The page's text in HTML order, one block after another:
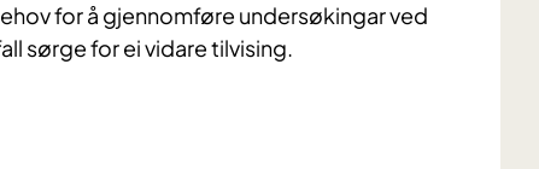
for å gjennomføre undersøkingar ved
sørge for ei vidare tilvising.